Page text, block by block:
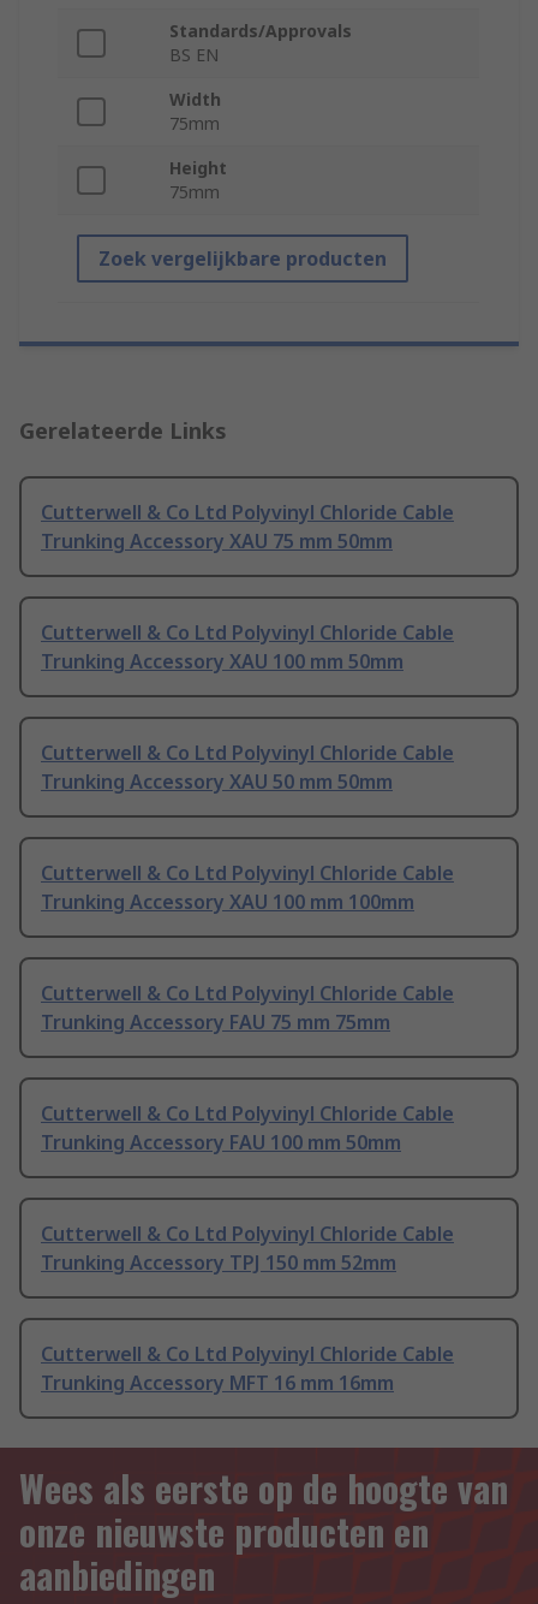
Standards/Approvals
BS EN
Width
75mm
Height
75mm
Zoek vergelijkbare producten
Gerelateerde Links
Cutterwell & Co Ltd Polyvinyl Chloride Cable
Trunking Accessory XAU 75 mm 50mm
Cutterwell & Co Ltd Polyvinyl Chloride Cable
Trunking Accessory XAU 100 mm 50mm
Cutterwell & Co Ltd Polyvinyl Chloride Cable
Trunking Accessory XAU 50 mm 50mm
Cutterwell & Co Ltd Polyvinyl Chloride Cable
Trunking Accessory XAU 100 mm 100mm
Cutterwell & Co Ltd Polyvinyl Chloride Cable
Trunking Accessory FAU 75 mm 75mm
Cutterwell & Co Ltd Polyvinyl Chloride Cable
Trunking Accessory FAU 100 mm 50mm
Cutterwell & Co Ltd Polyvinyl Chloride Cable
Trunking Accessory TPJ 150 mm 52mm
Cutterwell & Co Ltd Polyvinyl Chloride Cable
Trunking Accessory MFT 16 mm 16mm
Wees als eerste op de hoogte van
onze nieuwste producten en
aanbiedingen